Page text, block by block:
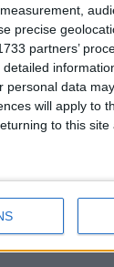
precise
partners’
personal data
will apply to
to this
sigur ca